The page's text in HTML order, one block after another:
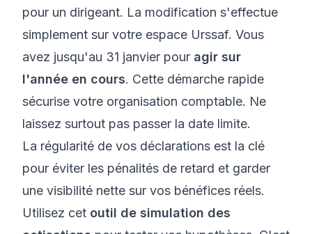
pour un dirigeant. La modification s'effectue
simplement sur votre espace Urssaf. Vous
avez jusqu'au 31 janvier pour agir sur
l'année en cours. Cette démarche rapide
sécurise votre organisation comptable. Ne
laissez surtout pas passer la date limite.
La régularité de vos déclarations est la clé
pour éviter les pénalités de retard et garder
une visibilité nette sur vos bénéfices réels.
Utilisez cet outil de simulation des